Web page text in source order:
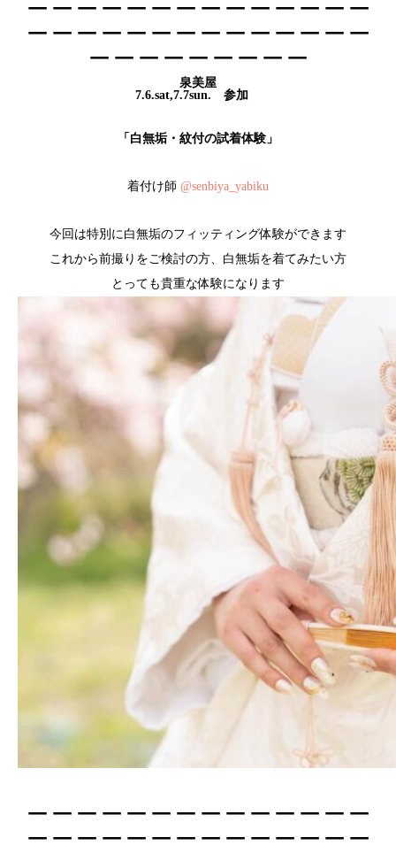
泉美屋
7.6.sat,7.7sun. 参加
「 白無垢・紋付の試着体験」
着付け師 @senbiya_yabiku
今回は特別に白無垢のフィッティング体験ができます
これから前撮りをご検討の方、白無垢を着てみたい方
とっても貴重な体験になります